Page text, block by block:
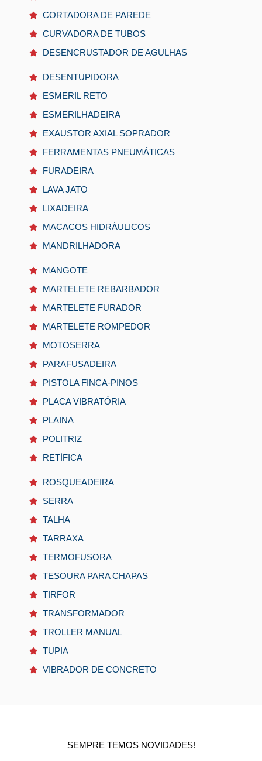
CORTADORA DE PAREDE
CURVADORA DE TUBOS
DESENCRUSTADOR DE AGULHAS
DESENTUPIDORA
ESMERIL RETO
ESMERILHADEIRA
EXAUSTOR AXIAL SOPRADOR
FERRAMENTAS PNEUMÁTICAS
FURADEIRA
LAVA JATO
LIXADEIRA
MACACOS HIDRÁULICOS
MANDRILHADORA
MANGOTE
MARTELETE REBARBADOR
MARTELETE FURADOR
MARTELETE ROMPEDOR
MOTOSERRA
PARAFUSADEIRA
PISTOLA FINCA-PINOS
PLACA VIBRATÓRIA
PLAINA
POLITRIZ
RETÍFICA
ROSQUEADEIRA
SERRA
TALHA
TARRAXA
TERMOFUSORA
TESOURA PARA CHAPAS
TIRFOR
TRANSFORMADOR
TROLLER MANUAL
TUPIA
VIBRADOR DE CONCRETO
SEMPRE TEMOS NOVIDADES!